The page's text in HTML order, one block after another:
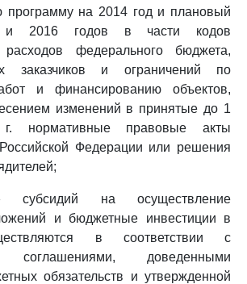
программу на 2014 год и плановый
и 2016 годов в части кодов
расходов федерального бюджета,
заказчиков и ограничений по
и финансированию объектов,
изменений в принятые до 1
нормативные правовые акты
Федерации или решения
субсидий на осуществление
и бюджетные инвестиции в
в соответствии с
соглашениями, доведенными
обязательств и утвержденной